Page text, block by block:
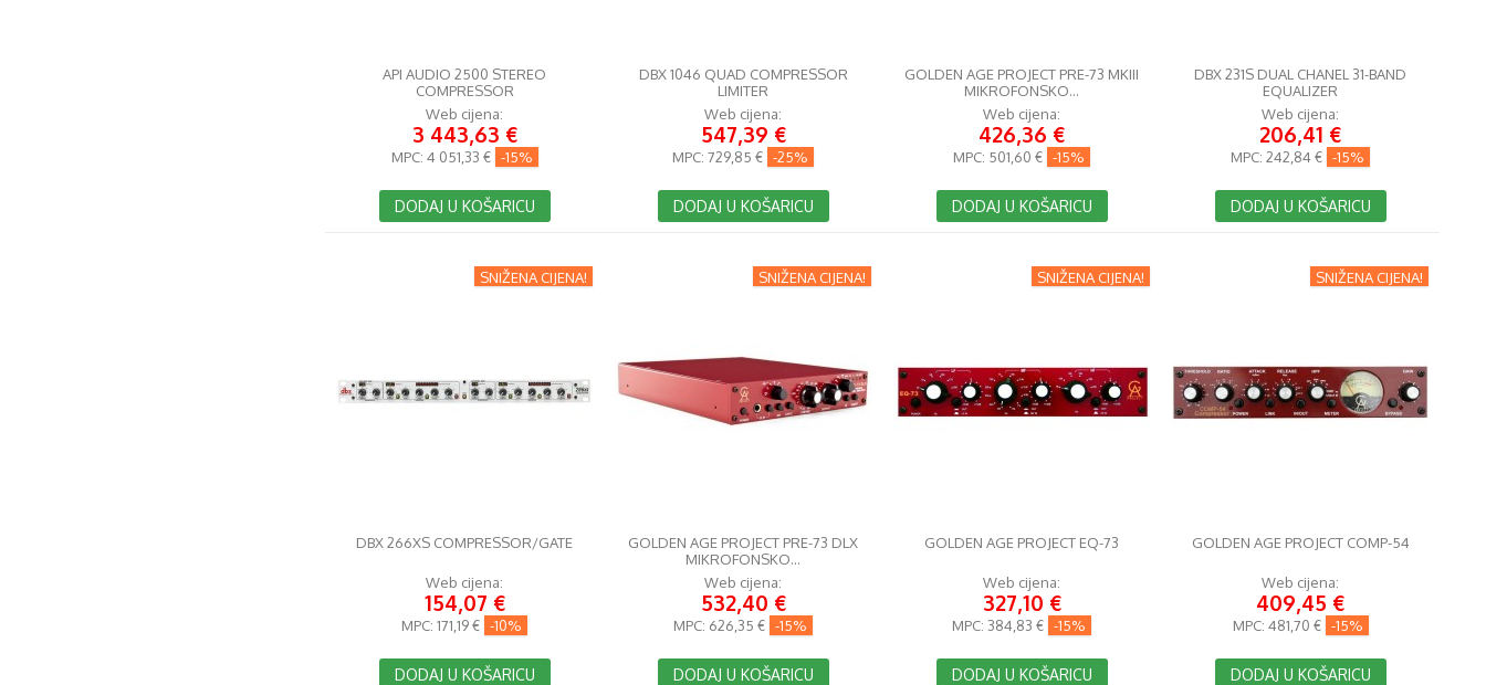
API AUDIO 2500 STEREO
COMPRESSOR
Web cijena:
3 443,63 €
MPC: 4 051,33 € -15%
DODAJ U KOŠARICU
DBX 1046 QUAD COMPRESSOR
LIMITER
Web cijena:
547,39 €
MPC: 729,85 € -25%
DODAJ U KOŠARICU
GOLDEN AGE PROJECT PRE-73 MKIII
MIKROFONSKO...
Web cijena:
426,36 €
MPC: 501,60 € -15%
DODAJ U KOŠARICU
DBX 231S DUAL CHANEL 31-BAND
EQUALIZER
Web cijena:
206,41 €
MPC: 242,84 € -15%
DODAJ U KOŠARICU
SNIŽENA CIJENA!
DBX 266XS COMPRESSOR/GATE
Web cijena:
154,07 €
MPC: 171,19 € -10%
DODAJ U KOŠARICU
SNIŽENA CIJENA!
GOLDEN AGE PROJECT PRE-73 DLX
MIKROFONSKO...
Web cijena:
532,40 €
MPC: 626,35 € -15%
DODAJ U KOŠARICU
SNIŽENA CIJENA!
GOLDEN AGE PROJECT EQ-73
Web cijena:
327,10 €
MPC: 384,83 € -15%
DODAJ U KOŠARICU
SNIŽENA CIJENA!
GOLDEN AGE PROJECT COMP-54
Web cijena:
409,45 €
MPC: 481,70 € -15%
DODAJ U KOŠARICU